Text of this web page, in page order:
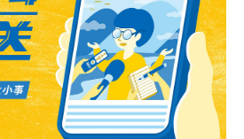
含量，並向環保機關申請取得乾電
才能製造或輸入。該署源頭管理乾
未回收之廢乾電池隨垃圾焚化處理
可減少回收之廢乾電池中回收材質
源回收再利用。參考